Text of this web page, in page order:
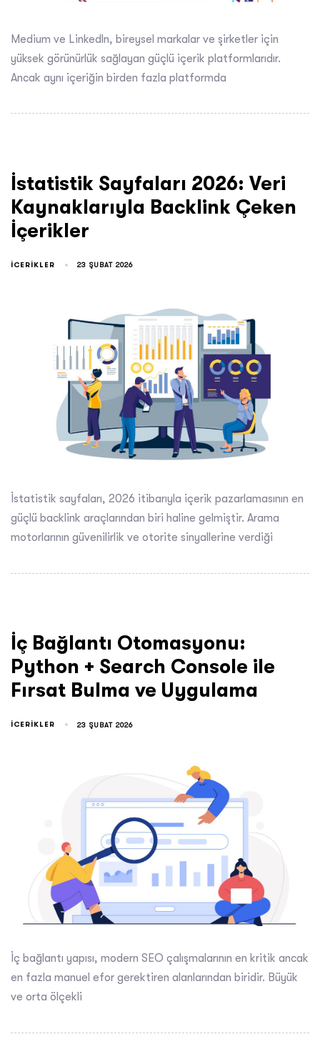
Medium ve Linkedln, bireysel markalar ve şirketler için
yüksek görünürlük sağlayan güçlü içerik platformlarıdır.
Ancak aynı içeriğin birden fazla platformda
İstatistik Sayfaları 2026: Veri
Kaynaklarıyla Backlink Çeken
İçerikler
ICERIKLER 23 ŞUBAT 2026
İstatistik sayfaları, 2026 itibarıyla içerik pazarlamasının en
güçlü backlink araçlarından biri haline gelmiştir. Arama
motorlarının güvenilirlik ve otorite sinyallerine verdiği
İç Bağlantı Otomasyonu:
Python + Search Console ile
Fırsat Bulma ve Uygulama
ICERIKLER 23 ŞUBAT 2026
İç bağlantı yapısı, modern SEO çalışmalarının en kritik ancak
en fazla manuel efor gerektiren alanlarından biridir. Büyük
ve orta ölçekli